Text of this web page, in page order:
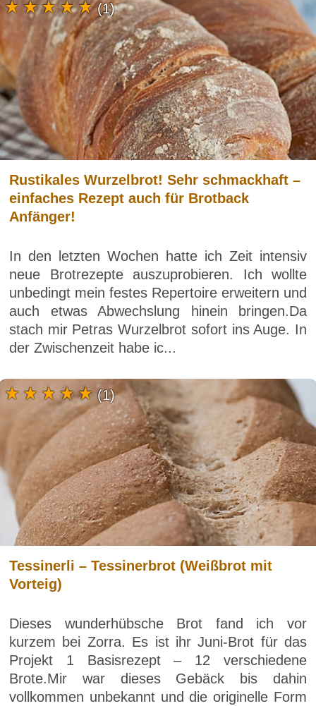
Rustikales Wurzelbrot! Sehr schmackhaft –
einfaches Rezept auch für Brotback
Anfänger!
In den letzten Wochen hatte ich Zeit intensiv
neue Brotrezepte auszuprobieren. Ich wollte
unbedingt mein festes Repertoire erweitern und
auch etwas Abwechslung hinein bringen.Da
stach mir Petras Wurzelbrot sofort ins Auge. In
der Zwischenzeit habe ic...
(1)
Tessinerli – Tessinerbrot (Weißbrot mit
Vorteig)
Dieses wunderhübsche Brot fand ich vor
kurzem bei Zorra. Es ist ihr Juni-Brot für das
Projekt 1 Basisrezept – 12 verschiedene
Brote.Mir war dieses Gebäck bis dahin
vollkommen unbekannt und die originelle Form
(1)